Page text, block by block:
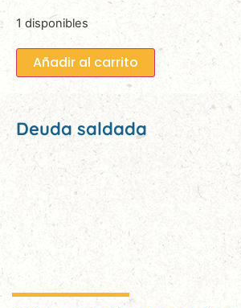
1 disponibles
Añadir al carrito
Deuda saldada